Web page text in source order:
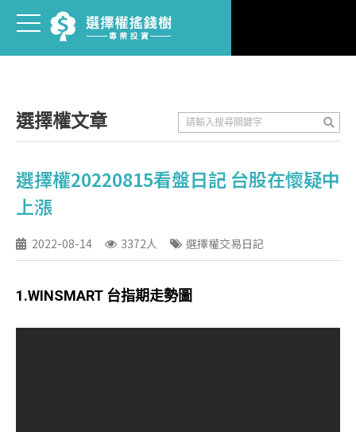
選擇權文章
選擇權20220815看盤日記 台股在懷疑中
上漲
2022-08-14 3372人 選擇權交易日記
1.WINSMART 台指期走勢圖